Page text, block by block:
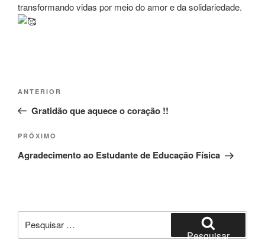
transformando vidas por meio do amor e da solidariedade.
Post
Post
anterior
ANTERIOR
Gratidão que aquece o coração !!
Próximo
post
PRÓXIMO
Agradecimento ao Estudante de Educação Física
por:
Pesquisar